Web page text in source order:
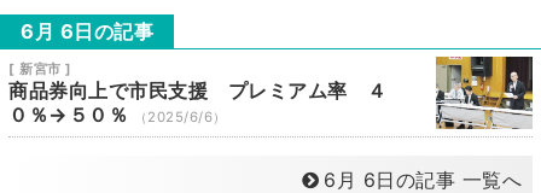
6月 6日の記事
[ 新宮市 ]
商品券向上で市民支援 プレミアム率 ４
０％→５０％
（2025/6/6）
6月 6日の記事 一覧へ